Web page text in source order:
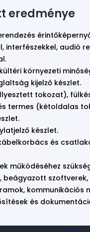
eredménye
interfészekkel, audió
környezeti
kijelző készlet.
tokozat),
termes (kétoldalas
készlet.
és
működéséhez
beágyazott szoftverek,
kommunikációs
és